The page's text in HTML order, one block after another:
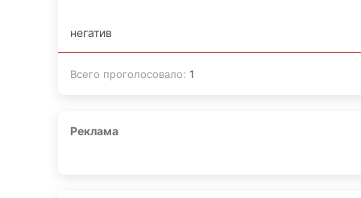
негатив
Всего проголосовало 1
Реклама